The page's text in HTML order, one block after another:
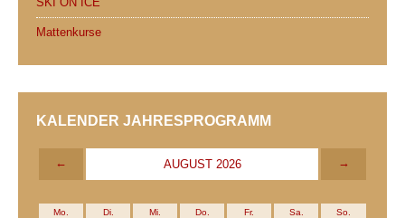
Mattenkurse
KALENDER JAHRESPROGRAMM
← AUGUST 2026 →
Mo. Di. Mi. Do. Fr. Sa. So.